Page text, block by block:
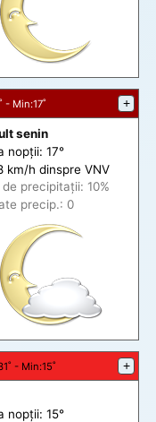
- Min:17˚ +
senin
nopții: 17°
km/h dinspre VNV
de precipitații: 10%
precip.: 0
- Min:15˚ +
nopții: 15°